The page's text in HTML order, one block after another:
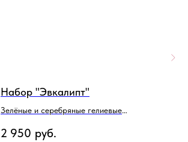
Набор "Эвкалипт"
Зелёные и серебряные гелиевые
2 950 руб.